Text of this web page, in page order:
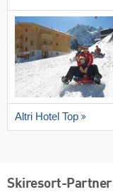
Altri Hotel Top
Skiresort-Partner